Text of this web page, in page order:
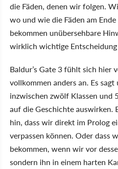
die Fäden, denen wir folgen.
wo und wie die Fäden am
bekommen unübersehbare
wirklich wichtige
Baldur’s Gate 3 fühlt sich hier
vollkommen anders an. Es
inzwischen zwölf Klassen und
auf die Geschichte auswirken.
hin, dass wir direkt im Prolog
verpassen können. Oder dass
bekommen, wenn wir vor
sondern ihn in einem harten